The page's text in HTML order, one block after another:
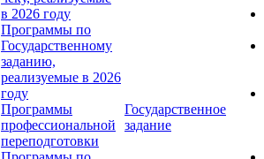
в 2026 году
Программы по
Государственному
заданию,
реализуемые в 2026
году
Программы
профессиональной
переподготовки
Государственное
задание